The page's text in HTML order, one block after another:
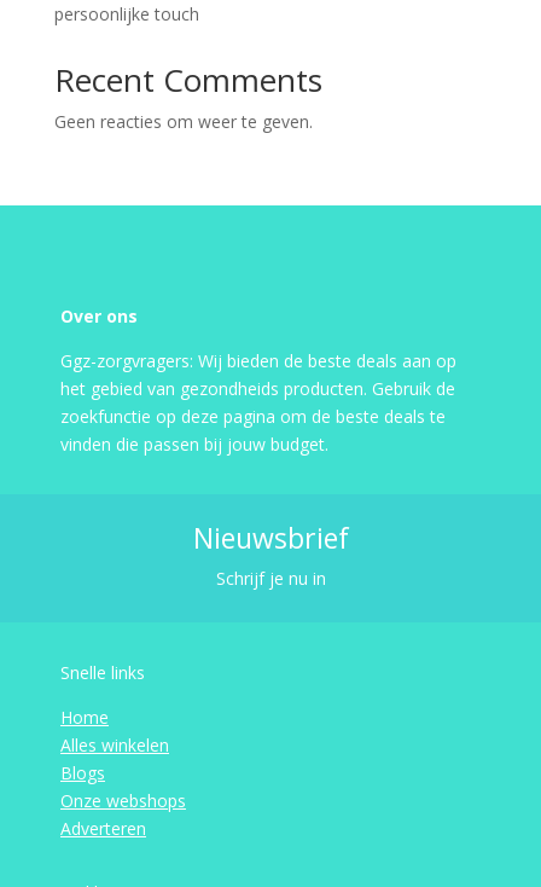
persoonlijke touch
Recent Comments
Geen reacties om weer te geven.
Over ons
Ggz-zorgvragers: Wij bieden de beste deals aan op
het gebied van gezondheids producten. Gebruik de
zoekfunctie op deze pagina om de beste deals te
vinden die passen bij jouw budget.
Nieuwsbrief
Schrijf je nu in
Snelle links
Home
Alles winkelen
Blogs
Onze webshops
Adverteren